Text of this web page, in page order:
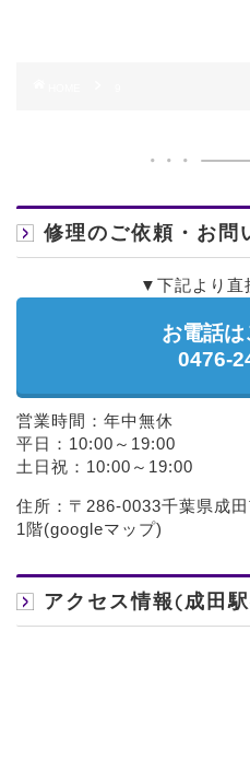
修理のご依頼・お問
▼下記より直
お電話は
0476-
営業時間：年中無休
平日：10:00～19:00
土日祝：10:00～19:00
住所：〒286-0033千葉県成
1階(googleマップ)
アクセス情報(成田